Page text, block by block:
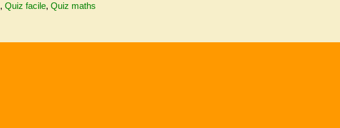
, Quiz facile, Quiz maths